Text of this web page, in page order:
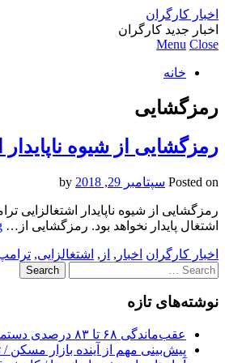
اخبار کارگران
اخبار جدید کارگران
Menu Close
خانه
رمزگشایی
رمزگشایی از شیوه
Posted on سپتامبر 29, 2018
رمزگشایی از شیوه ناپایدار
اشتغال پایدار نخواهد بود. رمزگشایی از…
اخبار کارگران اخبار , از , اشتغالزایی,
Search
for:
نوشته‌های تازه
عقب‌ماندگی ۶۸ تا ۸۳ درصدی دستمزد/ گرانی بنزین سفره‌های خالی کارگران را ذوب می‌کند
پیش‌بینی مهم از آینده بازار